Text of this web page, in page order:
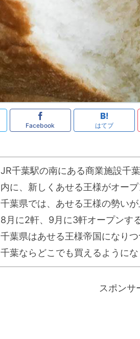
Facebook はてブ
JR千葉駅の南にある商業施設千
内に、新しくあせる王様がオープ
千葉県では、あせる王様の勢いが
8月に2軒、9月に3軒オープンす
千葉県はあせる王様帝国になりつ
千葉ならどこでも買えるようにな
スポンサ